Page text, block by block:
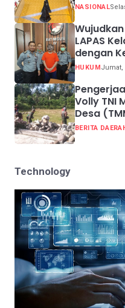
NASIONAL
LAPAS
dengan
Jakarta
HUKUMJumat,
Volly TNI
Desa
BERITA
Technology